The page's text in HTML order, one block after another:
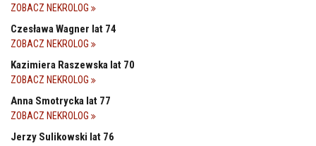
ZOBACZ NEKROLOG
Czesława Wagner lat 74
ZOBACZ NEKROLOG
Kazimiera Raszewska lat 70
ZOBACZ NEKROLOG
Anna Smotrycka lat 77
ZOBACZ NEKROLOG
Jerzy Sulikowski lat 76